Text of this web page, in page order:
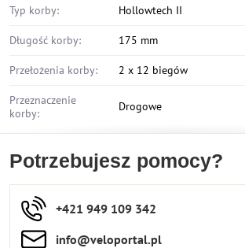
Typ korby: Hollowtech II
Długość korby: 175 mm
Przełożenia korby: 2 x 12 biegów
Przeznaczenie
korby:
Drogowe
Potrzebujesz pomocy?
+421 949 109 342
info​​@veloportal​.pl